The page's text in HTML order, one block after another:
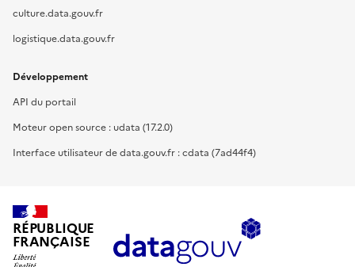
culture.data.gouv.fr
logistique.data.gouv.fr
Développement
API du portail
Moteur open source : udata (17.2.0)
Interface utilisateur de data.gouv.fr : cdata (7ad44f4)
RÉPUBLIQUE
FRANÇAISE